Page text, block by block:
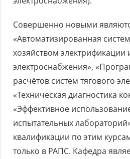
Совершенно новыми
«Автоматизированная
хозяйством электрификации
электроснабжения»,
расчётов систем тягового
«Техническая диагностика
«Эффективное
испытательных
квалификации по этим
только в РАПС. Кафедра